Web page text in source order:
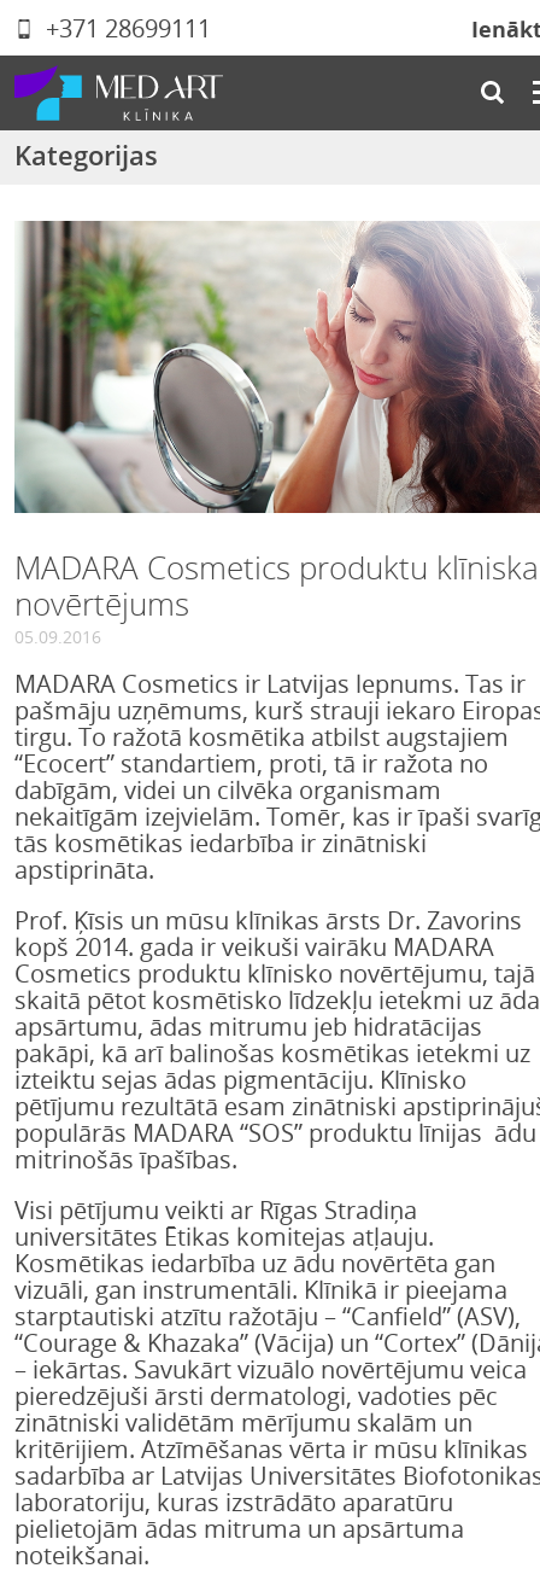
+371 28699111
MADARA Cosmetics produktu
novērtējums
05.09.2016
MADARA Cosmetics ir Latvijas lepnums. Tas ir
pašmāju uzņēmums, kurš strauji iekaro
tirgu. To ražotā kosmētika atbilst augstajiem
“Ecocert” standartiem, proti, tā ir ražota no
dabīgām, videi un cilvēka organismam
nekaitīgām izejvielām. Tomēr, kas ir īpaši
tās kosmētikas iedarbība ir zinātniski
apstiprināta.
Prof. Ķīsis un mūsu klīnikas ārsts Dr. Zavorins
kopš 2014. gada ir veikuši vairāku MADARA
Cosmetics produktu klīnisko novērtējumu, tajā
skaitā pētot kosmētisko līdzekļu ietekmi uz
apsārtumu, ādas mitrumu jeb hidratācijas
pakāpi, kā arī balinošas kosmētikas ietekmi uz
izteiktu sejas ādas pigmentāciju. Klīnisko
pētījumu rezultātā esam zinātniski
populārās MADARA “SOS” produktu līnijas ādu
mitrinošās īpašības.
Visi pētījumu veikti ar Rīgas Stradiņa
universitātes Ētikas komitejas atļauju.
Kosmētikas iedarbība uz ādu novērtēta gan
vizuāli, gan instrumentāli. Klīnikā ir pieejama
starptautiski atzītu ražotāju – “Canfield” (ASV),
“Courage & Khazaka” (Vācija) un “Cortex”
– iekārtas. Savukārt vizuālo novērtējumu veica
pieredzējuši ārsti dermatologi, vadoties pēc
zinātniski validētām mērījumu skalām un
kritērijiem. Atzīmēšanas vērta ir mūsu klīnikas
sadarbība ar Latvijas Universitātes
laboratoriju, kuras izstrādāto aparatūru
pielietojām ādas mitruma un apsārtuma
noteikšanai.
Kategorijas